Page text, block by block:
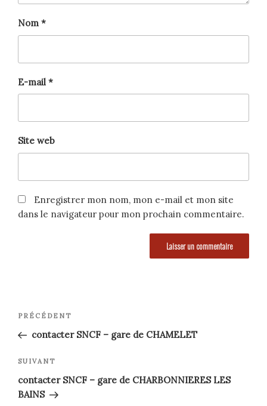
Nom *
E-mail *
Site web
Enregistrer mon nom, mon e-mail et mon site
dans le navigateur pour mon prochain commentaire.
Navigation
de
l’article
Article
précédent
PRÉCÉDENT
contacter SNCF – gare de CHAMELET
Article
suivant
SUIVANT
contacter SNCF – gare de CHARBONNIERES LES
BAINS